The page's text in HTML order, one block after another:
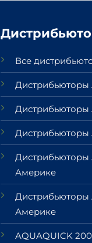
Все
Дистрибьюторы
Дистрибьюторы
Дистрибьюторы
Дистрибьюторы
Америке
Дистрибьюторы
Америке
AQUAQUICK